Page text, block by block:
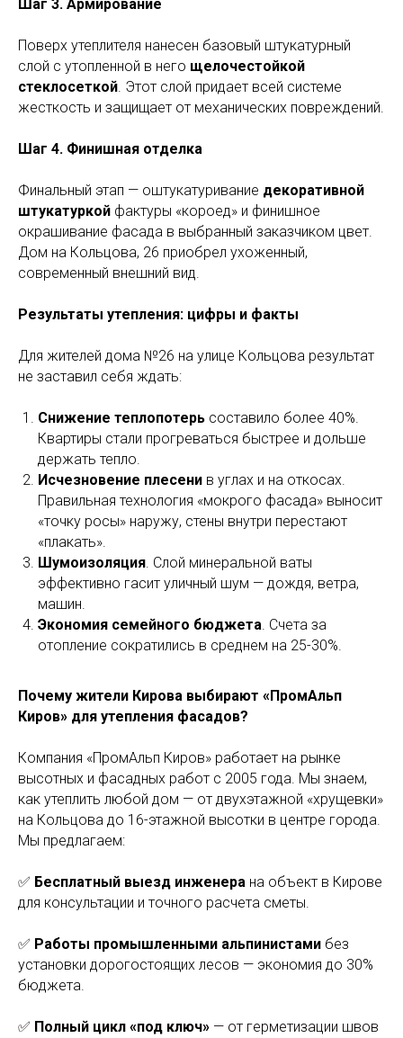
Шаг 3. Армирование
Поверх утеплителя нанесен базовый штукатурный
слой с утопленной в него щелочестойкой
стеклосеткой. Этот слой придает всей системе
жесткость и защищает от механических повреждений.
Шаг 4. Финишная отделка
Финальный этап — оштукатуривание декоративной
штукатуркой фактуры «короед» и финишное
окрашивание фасада в выбранный заказчиком цвет.
Дом на Кольцова, 26 приобрел ухоженный,
современный внешний вид.
Результаты утепления: цифры и факты
Для жителей дома №26 на улице Кольцова результат
не заставил себя ждать:
Снижение теплопотерь составило более 40%.
Квартиры стали прогреваться быстрее и дольше
держать тепло.
Исчезновение плесени в углах и на откосах.
Правильная технология «мокрого фасада» выносит
«точку росы» наружу, стены внутри перестают
«плакать».
Шумоизоляция. Слой минеральной ваты
эффективно гасит уличный шум — дождя, ветра,
машин.
Экономия семейного бюджета. Счета за
отопление сократились в среднем на 25-30%.
Почему жители Кирова выбирают «ПромАльп
Киров» для утепления фасадов?
Компания «ПромАльп Киров» работает на рынке
высотных и фасадных работ с 2005 года. Мы знаем,
как утеплить любой дом — от двухэтажной «хрущевки»
на Кольцова до 16-этажной высотки в центре города.
Мы предлагаем:
✅ Бесплатный выезд инженера на объект в Кирове
для консультации и точного расчета сметы.
✅ Работы промышленными альпинистами без
установки дорогостоящих лесов — экономия до 30%
бюджета.
✅ Полный цикл «под ключ» — от герметизации швов